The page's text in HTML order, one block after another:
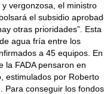
vergonzosa, el ministro
el subsidio
otras prioridades”. Esta
agua fría entre los
a 45 equipos.
la FADA pensaron en
estimulados por Roberto
Para conseguir los fondos